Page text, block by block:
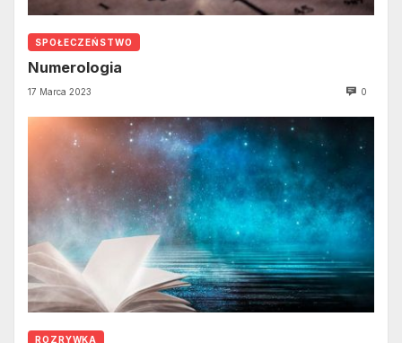
SPOŁECZEŃSTWO
Numerologia
17 Marca 2023 0
ROZRYWKA